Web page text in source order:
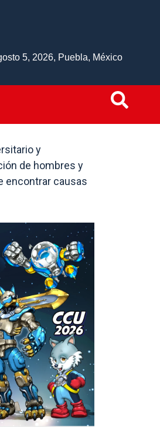
5, 2026, Puebla, México
y
de hombres y
encontrar causas